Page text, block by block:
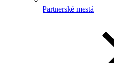
Partnerské mestá